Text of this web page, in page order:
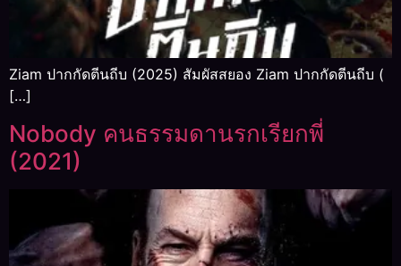
Ziam ปากกัดตีนถีบ (2025) สัมผัสสยอง Ziam ปากกัดตีนถีบ (
[…]
Nobody คนธรรมดานรกเรียกพี่
(2021)